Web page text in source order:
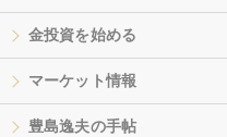
金投資を始める
マーケット情報
豊島逸夫の手帖